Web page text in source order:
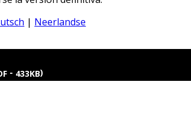
| Neerlandse
- 433KB)